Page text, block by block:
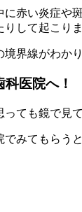
に赤い炎症や
して起こりま
界線がわか
医院へ！
ても鏡で見
みてもらう